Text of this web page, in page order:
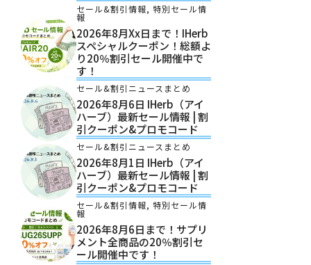
セール&割引情報, 特別セール情
報
2026年8月xx日まで！iHerb
スペシャルクーポン！総額よ
り20％割引セール開催中で
す！
セール&割引ニュースまとめ
2026年8月6日 IHerb（アイ
ハーブ）最新セール情報 | 割
引クーポン&プロモコード
セール&割引ニュースまとめ
2026年8月1日 IHerb（アイ
ハーブ）最新セール情報 | 割
引クーポン&プロモコード
セール&割引情報, 特別セール情
報
2026年8月6日まで！サプリ
メント全商品の20％割引セ
ール開催中です！